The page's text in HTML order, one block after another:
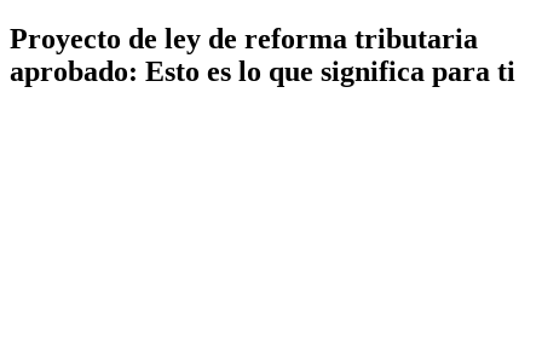
Proyecto de ley de reforma tributaria
aprobado: Esto es lo que significa para ti